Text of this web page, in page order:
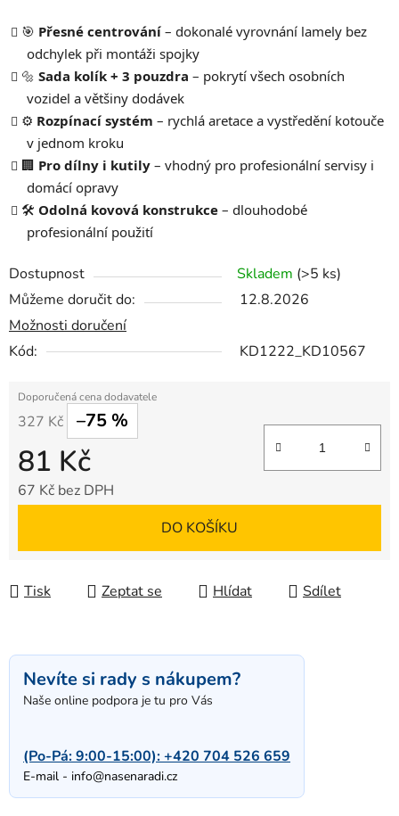
🎯 Přesné centrování – dokonalé vyrovnání lamely bez
odchylek při montáži spojky
🔩 Sada kolík + 3 pouzdra – pokrytí všech osobních
vozidel a většiny dodávek
⚙️ Rozpínací systém – rychlá aretace a vystředění kotouče
v jednom kroku
🏢 Pro dílny i kutily – vhodný pro profesionální servisy i
domácí opravy
🛠️ Odolná kovová konstrukce – dlouhodobé
profesionální použití
Dostupnost Skladem (>5 ks)
Můžeme doručit do:
12.8.2026
Možnosti doručení
Kód:
KD1222_KD10567
327 Kč –75 %
81 Kč
67 Kč bez DPH
DO KOŠÍKU
Tisk Zeptat se Hlídat Sdílet
Nevíte si rady s nákupem?
Naše online podpora je tu pro Vás
(Po-Pá: 9:00-15:00):+420 704 526 659
E-mail - info@nasenaradi.cz